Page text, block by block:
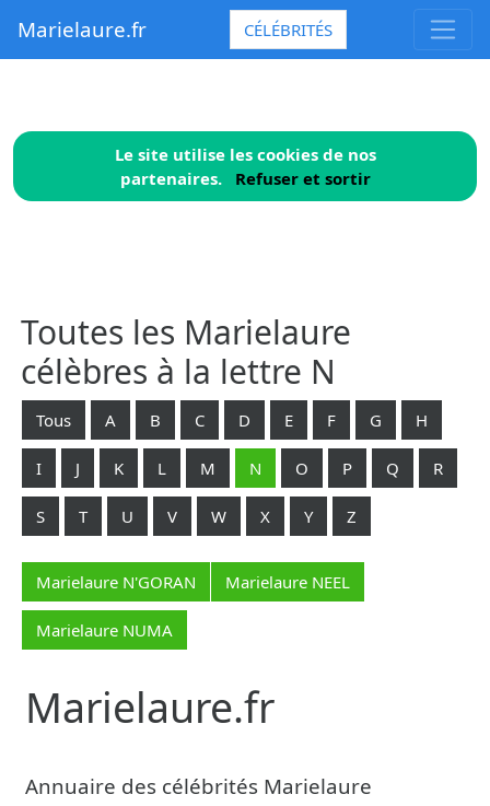
Le site utilise les cookies de nos
partenaires. Refuser et sortir
Marielaure.fr CÉLÉBRITÉS
Toutes les Marielaure
célèbres à la lettre N
Tous A B C D E F G H
I J K L M N O P Q R
S T U V W X Y Z
Marielaure N'GORAN Marielaure NEEL
Marielaure NUMA
Marielaure.fr
Annuaire des célébrités Marielaure